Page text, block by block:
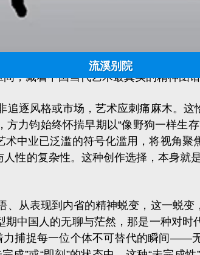
流溪别院
与生长史，更是一代艺术家以个体
传统与当代、本土与国际、个体与
，藏着中国当代艺术最真实的精神图
风格或市场，艺术应刺痛麻木。这
力钧始终怀揣早期以“像野狗一样生
中业已泛滥的符号化滥用，将视角聚
性的复杂性。这种创作选择，本身就
表现到内省的精神蜕变，这一蜕变
中国人的无聊与茫然，那是一种对
力捕捉每一位个体不可替代的瞬间